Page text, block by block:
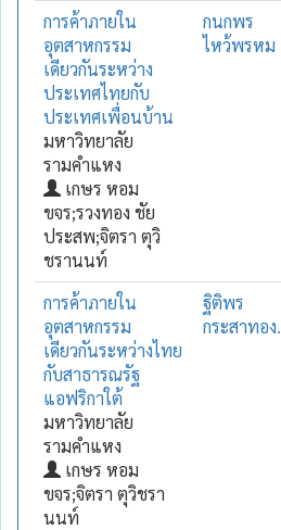
การค้าภายใน
อุตสาหกรรม
เดียวกันระหว่าง
ประเทศไทยกับ
ประเทศเพื่อนบ้าน
มหาวิทยาลัย
รามคำแหง
เกษร หอม
ขจร;รวงทอง ชัย
ประสพ;จิตรา ตุวิ
ชรานนท์
กนกพร
ไหว้พรหม
การค้าภายใน
อุตสาหกรรม
เดียวกันระหว่างไทย
กับสาธารณรัฐ
แอฟริกาใต้
มหาวิทยาลัย
รามคำแหง
เกษร หอม
ขจร;จิตรา ตุวิชรา
นนท์
ฐิติพร
กระสาทอง.